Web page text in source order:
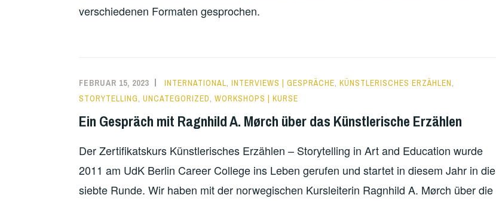
verschiedenen Formaten gesprochen.
FEBRUAR 15, 2023 INTERNATIONAL, INTERVIEWS | GESPRÄCHE, KÜNSTLERISCHES ERZÄHLEN,
STORYTELLING, UNCATEGORIZED, WORKSHOPS | KURSE
Ein Gespräch mit Ragnhild A. Mørch über das Künstlerische Erzählen
Der Zertifikatskurs Künstlerisches Erzählen – Storytelling in Art and Education wurde
2011 am UdK Berlin Career College ins Leben gerufen und startet in diesem Jahr in die
siebte Runde. Wir haben mit der norwegischen Kursleiterin Ragnhild A. Mørch über die